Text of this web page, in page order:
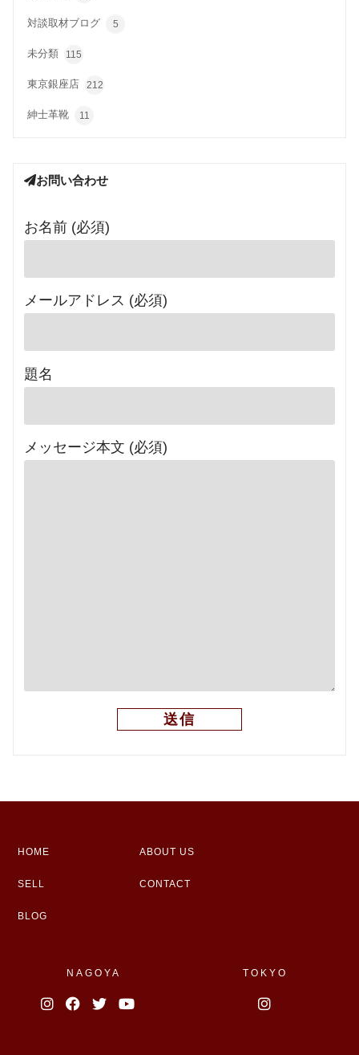
対談取材ブログ 5
未分類 115
東京銀座店 212
紳士革靴 11
お問い合わせ
お名前 (必須)
メールアドレス (必須)
題名
メッセージ本文 (必須)
HOME ABOUT US
SELL CONTACT
BLOG
NAGOYA TOKYO